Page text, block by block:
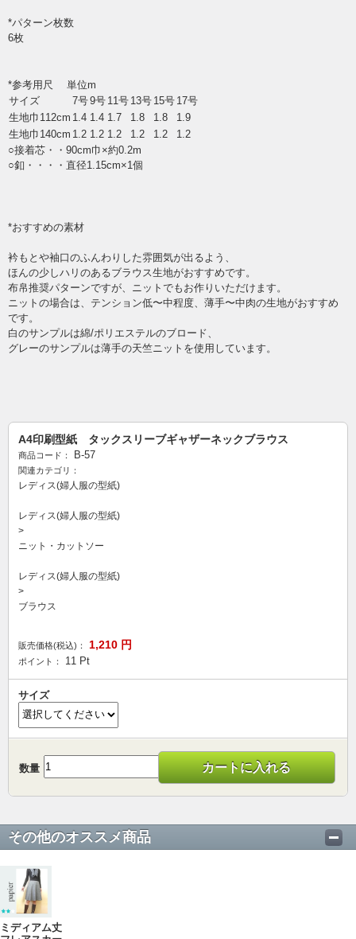
*パターン枚数
6枚
*参考用尺 単位m
サイズ
7号9号 11号 13号 15号 17号
生地巾112cm 1.4 1.4 1.7 1.8 1.8
1.9
生地巾140cm 1.2 1.2 1.2 1.2 1.2
1.2
○接着芯・・90cm巾×約0.2m
○釦・・・・直径1.15cm×1個
*おすすめの素材
衿もとや袖口のふんわりした雰囲気が出るよう、
ほんの少しハリのあるブラウス生地がおすすめです。
布帛推奨パターンですが、ニットでもお作りいただけます。
ニットの場合は、テンション低〜中程度、薄手〜中肉の生地がおすすめ
です。
白のサンプルは綿/ポリエステルのブロード、
グレーのサンプルは薄手の天竺ニットを使用しています。
A4印刷型紙 タックスリーブギャザーネックブラウス
商品コード： B-57
関連カテゴリ：
レディス(婦人服の型紙)
レディス(婦人服の型紙)
>
ニット・カットソー
レディス(婦人服の型紙)
>
ブラウス
販売価格(税込)： 1,210 円
ポイント： 11 Pt
サイズ
数量 カートに入れる
その他のオススメ商品
ミディアム丈